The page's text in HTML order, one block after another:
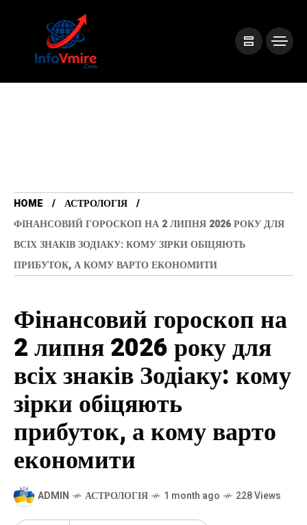
HOME
АСТРОЛОГІЯ
ФІНАНСОВИЙ ГОРОСКОП НА 2 ЛИПНЯ 2026 РОКУ ДЛЯ
ВСІХ ЗНАКІВ ЗОДІАКУ: КОМУ ЗІРКИ ОБІЦЯЮТЬ
ПРИБУТОК, А КОМУ ВАРТО ЕКОНОМИТИ
Фінансовий гороскоп на
2 липня 2026 року для
всіх знаків Зодіаку: кому
зірки обіцяють
прибуток, а кому варто
економити
ADMIN АСТРОЛОГІЯ 1 month ago 228 Views